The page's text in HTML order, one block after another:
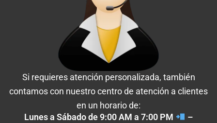
Si requieres atención personalizada, también
contamos con nuestro centro de atención a clientes
en un horario de:
Lunes a Sábado de 9:00 AM a 7:00 PM
–